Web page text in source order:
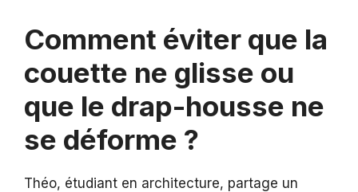
Comment éviter que la
couette ne glisse ou
que le drap-housse ne
se déforme ?
Théo, étudiant en architecture, partage un